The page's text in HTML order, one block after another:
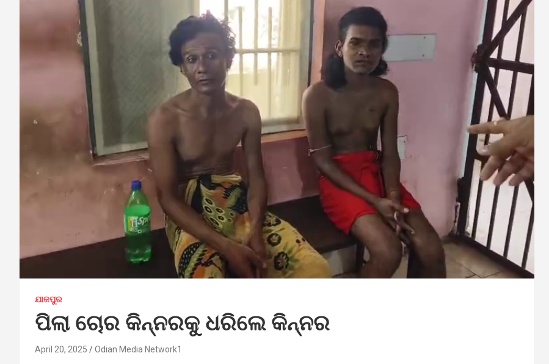
ଯାଜପୁର
ପିଲା ଚୋର କିନ୍ନରକୁ ଧରିଲେ କିନ୍ନର
April 20, 2025 Odian Media Network1